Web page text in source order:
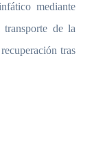
mediante
de la
tras